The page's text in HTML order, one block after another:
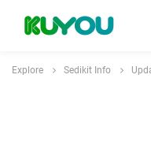
Explore Sedikit Info